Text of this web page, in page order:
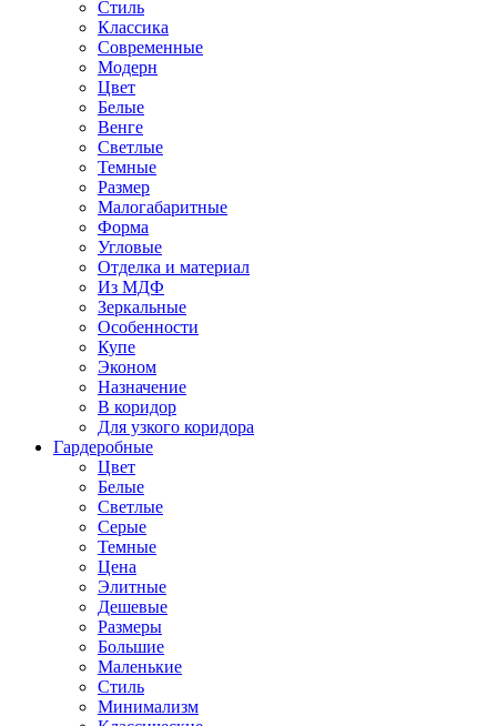
Стиль
Классика
Современные
Модерн
Цвет
Белые
Венге
Светлые
Темные
Размер
Малогабаритные
Форма
Угловые
Отделка и материал
Из МДФ
Зеркальные
Особенности
Купе
Эконом
Назначение
В коридор
Для узкого коридора
Гардеробные
Цвет
Белые
Светлые
Серые
Темные
Цена
Элитные
Дешевые
Размеры
Большие
Маленькие
Стиль
Минимализм